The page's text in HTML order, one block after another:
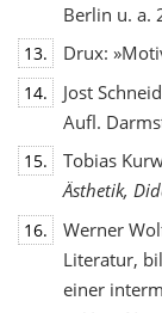
Berlin u. a.
13. Drux:
14. Jost
Aufl.
15. Tobias
Ästhetik,
16.
Werner
Literatur,
einer